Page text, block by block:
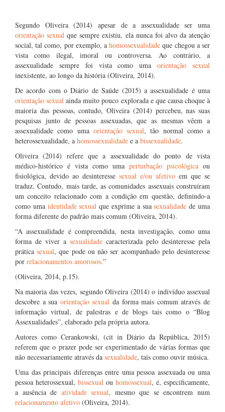
Segundo Oliveira (2014) apesar de a assexualidade ser uma
orientação sexual que sempre existiu, ela nunca foi alvo da atenção
social, tal como, por exemplo, ahomossexualidade que chegou a ser
vista como ilegal, imoral ou controversa. Ao contrário, a
assexualidade sempre foi vista como umaorientação sexual
inexistente, ao longo da história (Oliveira, 2014).
De acordo com o Diário de Saúde (2015) a assexualidade é uma
orientação sexual ainda muito pouco explorada e que causa choque à
maioria das pessoas, contudo, Oliveira (2014) percebeu, nas suas
pesquisas junto de pessoas assexuadas, que as mesmas vêem a
assexualidade como uma orientação sexual, tão normal como a
heterossexualidade, a homossexualidade e a bissexualidade.
Oliveira (2014) refere que a assexualidade do ponto de vista
médico-histórico é vista como uma perturbação psicológica ou
fisiológica, devido ao desinteresse sexual e/ou afetivo em que se
traduz. Contudo, mais tarde, as comunidades assexuais construíram
um conceito relacionado com a condição em questão, definindo-a
como uma identidade sexual que exprime a suasexualidade de uma
forma diferente do padrão mais comum (Oliveira, 2014).
“A assexualidade é compreendida, nesta investigação, como uma
forma de viver a sexualidade caracterizada pelo desinteresse pela
práticasexual, que pode ou não ser acompanhado pelo desinteresse
por relacionamentos amorosos.”
(Oliveira, 2014, p.15).
Na maioria das vezes, segundo Oliveira (2014) o indivíduo assexual
descobre a sua orientação sexual da forma mais comum através de
informação virtual, de palestras e de blogs tais como o “Blog
Assexualidades”, elaborado pela própria autora.
Autores como Cerankowski, (cit in Diário da República, 2015)
referem que o prazer pode ser experimentado de várias formas que
não necessariamente através da sexualidade, tais como ouvir música.
Uma das principais diferenças entre uma pessoa assexuada ou uma
pessoa heterossexual, bissexual ou homossexual, é, especificamente,
a ausência de atividade sexual, mesmo que se encontrem num
relacionamento afetivo (Oliveira, 2014).